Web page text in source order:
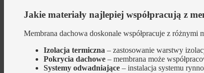
Jakie materiały najlepiej współpracują z
Membrana dachowa doskonale współpracuje z różnymi
Izolacja termiczna – zastosowanie warstwy
Pokrycia dachowe – membrana może
Systemy odwadniające – instalacja systemu